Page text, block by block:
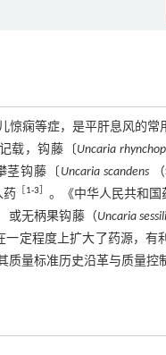
惊痫等症，是平肝息风的常
载，钩藤〔Uncaria
茎钩藤〔 Uncaria scandens（
药 1⁃3 。《中华人民共和国
或无柄果钩藤（Uncaria
定程度上扩大了药源，
量标准历史沿革与质量控